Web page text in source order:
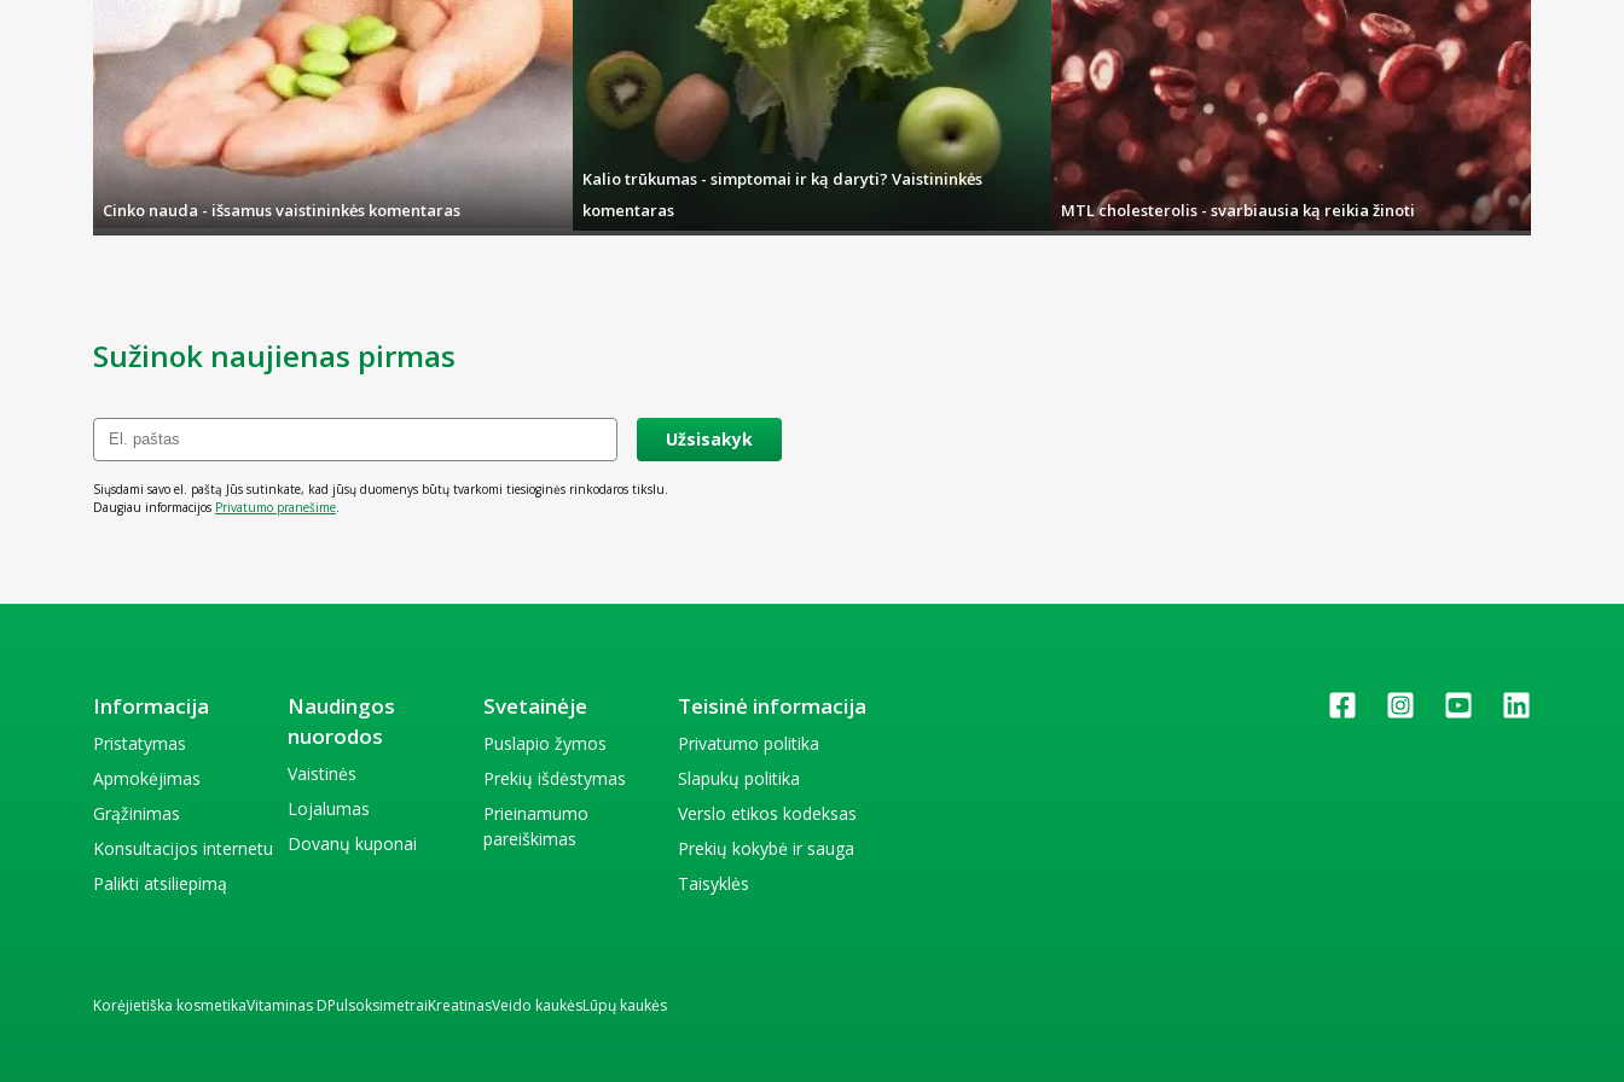
(Vilniuje, Kaune, Klaipėdoje, Šiauliuose, Panevėžyje ar bet kurioje kitoje šalies vietoje).
Taip pat įmanomas prekių pristatymas į bet kurį Omniva ar LP Express paštomatą, su Ziticity kurjeriais didžiausiuose šalies miestuose, tiesiai į namus arba jūsų nurodytu adresu bei atsiėmimasDrive in
kasoje
Vilniuje, net neišlipus iš savo automobilio.
Nuolat tobuliname savo užsakymų priėmimą ir valdymą, todėl stengiamės vis sparčiau įgyvendinti internetu atliktus užsakymus. Daugumą prekių, kurias turime sandėlyje, pirkėjams išsiunčiame tą pačią arba vos
kitą darbo dieną, o pristatymas sėkmingai įvyksta per 1-3 d.d., o pasirinkus atitinkamus pristatymo būdus – įmanomas ir tą pačią dieną.
Cinko nauda - išsamus vaistininkės komentaras
Kalio trūkumas - simptomai ir ką daryti? Vaistininkės
komentaras
MTL cholesterolis - svarbiausia ką reikia žinoti
Sužinok naujienas pirmas
Užsisakyk
Siųsdami savo el. paštą Jūs sutinkate, kad jūsų duomenys būtų tvarkomi tiesioginės rinkodaros tikslu.
Daugiau informacijos Privatumo pranešime
Informacija
Pristatymas
Apmokėjimas
Grąžinimas
Konsultacijos internetu
Palikti atsiliepimą
Naudingos
nuorodos
Vaistinės
Lojalumas
Dovanų kuponai
Svetainėje
Puslapio žymos
Prekių išdėstymas
Prieinamumo
pareiškimas
Teisinė informacija
Privatumo politika
Slapukų politika
Verslo etikos kodeksas
Prekių kokybė ir sauga
Taisyklės
Korėjietiška kosmetikaVitaminas DPulsoksimetraiKreatinasVeido kaukėsLūpų kaukės